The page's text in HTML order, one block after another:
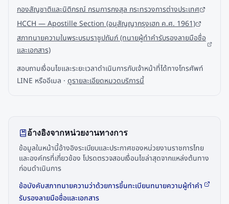
กองสัญชาติและนิติกรณ์ กรมการกงสุล กระทรวงการต่างประเทศ
HCCH — Apostille Section (อนุสัญญากรุงเฮก ค.ศ. 1961)
สภาทนายความในพระบรมราชูปถัมภ์ (ทนายผู้ทำคำรับรองลายมือชื่อ
และเอกสาร)
สอบถามเงื่อนไขและระยะเวลาดำเนินการกับเจ้าหน้าที่ได้ทางโทรศัพท์
LINE หรืออีเมล · ดูรายละเอียดหมวดบริการนี้
อ้างอิงจากหน่วยงานทางการ
ข้อมูลในหน้านี้อ้างอิงระเบียบและประกาศของหน่วยงานราชการไทย
และองค์กรที่เกี่ยวข้อง โปรดตรวจสอบเงื่อนไขล่าสุดจากแหล่งต้นทาง
ก่อนดำเนินการ
ข้อบังคับสภาทนายความว่าด้วยการขึ้นทะเบียนทนายความผู้ทำคำ
รับรองลายมือชื่อและเอกสาร